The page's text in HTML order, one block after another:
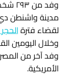
مدينة واشنطن
لقضاء فترة
وخلال اليومين
وفد آخر من
الأمريكية.